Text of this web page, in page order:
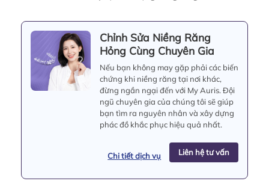
Chỉnh Sửa Niềng Răng
Hỏng Cùng Chuyên Gia
Nếu bạn không may gặp phải các biến
chứng khi niềng răng tại nơi khác,
đừng ngần ngại đến với My Auris. Đội
ngũ chuyên gia của chúng tôi sẽ giúp
bạn tìm ra nguyên nhân và xây dựng
phác đồ khắc phục hiệu quả nhất.
Chi tiết dịch vụ Liên hệ tư vấn